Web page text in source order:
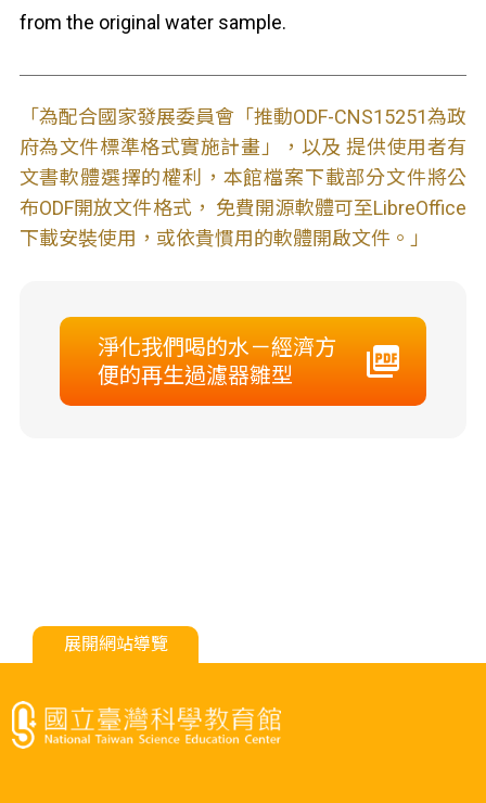
from the original water sample.
「為配合國家發展委員會「推動ODF-CNS15251為政
府為文件標準格式實施計畫」，以及 提供使用者有
文書軟體選擇的權利，本館檔案下載部分文件將公
布ODF開放文件格式， 免費開源軟體可至LibreOffice
下載安裝使用，或依貴慣用的軟體開啟文件。」
淨化我們喝的水－經濟方
便的再生過濾器雛型
展開網站導覽